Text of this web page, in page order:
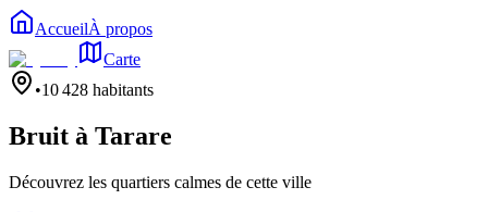
AccueilÀ propos
Carte
•10 428 habitants
Bruit à Tarare
Découvrez les quartiers calmes de cette ville